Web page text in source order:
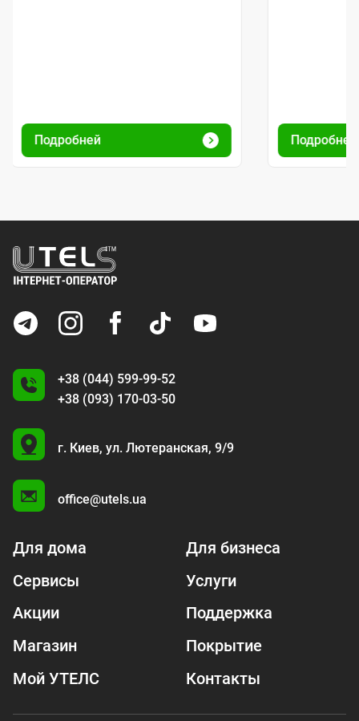
Подробней Подробней
+38 (044) 599-99-52
+38 (093) 170-03-50
U
г. Киев, ул. Лютеранская, 9/9
office@utels.ua
Для дома
Для бизнеса
Сервисы
Услуги
Акции
Поддержка
Магазин
Покрытие
Мой УТЕЛС
Контакты